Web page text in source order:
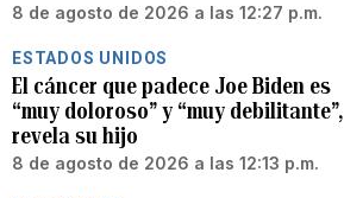
8 de agosto de 2026 a las 12:27 p.m.
ESTADOS UNIDOS
El cáncer que padece Joe Biden es
“muy doloroso” y “muy debilitante”,
revela su hijo
8 de agosto de 2026 a las 12:13 p.m.